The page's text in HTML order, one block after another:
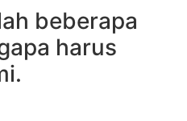
beberapa
harus